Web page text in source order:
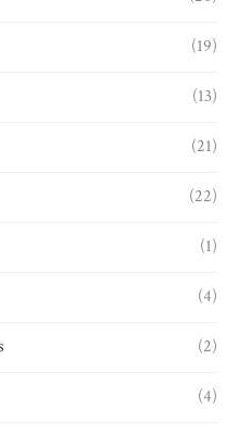
(19)
(13)
(21)
(22)
(1)
(4)
(2)
(4)